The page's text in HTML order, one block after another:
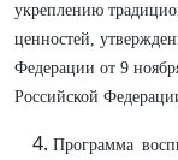
укреплению
ценностей,
Федерации от 9
Российской
Программа